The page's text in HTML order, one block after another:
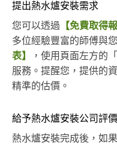
提出熱水爐安裝需求
您可以透過 【免費取得報
多位經驗豐富的師傅與
表】
，使用頁面左方的
服務。提醒您，提供的
精準的估價。
給予熱水爐安裝公司評價
熱水爐安裝完成後，如